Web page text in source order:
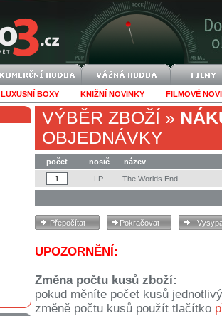
LUXUSNÍ BOXY KNIŽNÍ NOVINKY FILMOVÉ
VÝBĚR ZBOŽÍ »
OBJEDNÁVKY
počet nosič
název
LP
The Worlds End
UPOZORNĚNÍ:
Změna počtu kusů zboží:
pokud měníte počet kusů
změně počtu kusů použít tlačítko